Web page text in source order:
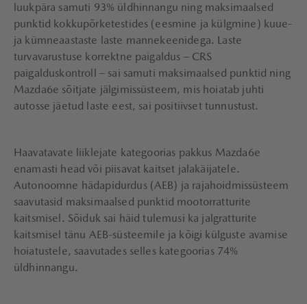
luukpära samuti 93% üldhinnangu ning maksimaalsed
punktid kokkupõrketestides (eesmine ja külgmine) kuue-
ja kümneaastaste laste mannekeenidega. Laste
turvavarustuse korrektne paigaldus – CRS
paigalduskontroll – sai samuti maksimaalsed punktid ning
Mazda6e sõitjate jälgimissüsteem, mis hoiatab juhti
autosse jäetud laste eest, sai positiivset tunnustust.
Haavatavate liiklejate kategoorias pakkus Mazda6e
enamasti head või piisavat kaitset jalakäijatele.
Autonoomne hädapidurdus (AEB) ja rajahoidmissüsteem
saavutasid maksimaalsed punktid mootorratturite
kaitsmisel. Sõiduk sai häid tulemusi ka jalgratturite
kaitsmisel tänu AEB-süsteemile ja kõigi külguste avamise
hoiatustele, saavutades selles kategoorias 74%
üldhinnangu.